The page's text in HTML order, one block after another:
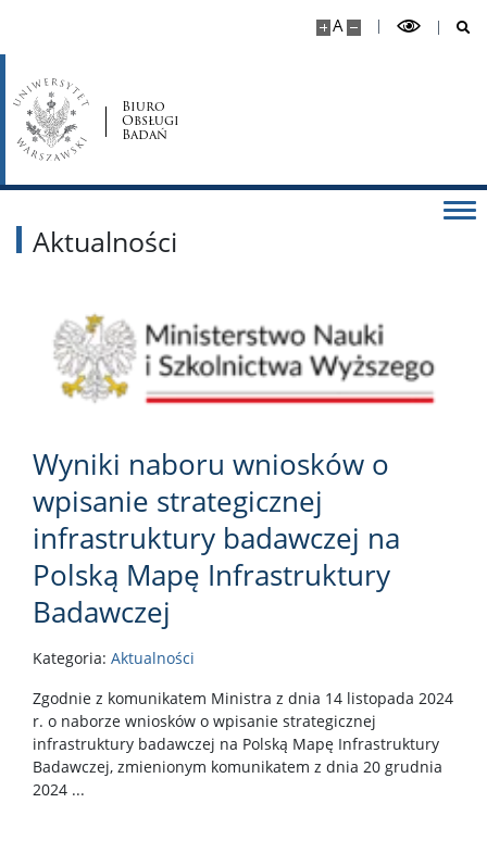
A
Biuro
Obsługi
Badań
Aktualności
Wyniki naboru wniosków o
wpisanie strategicznej
infrastruktury badawczej na
Polską Mapę Infrastruktury
Badawczej
Kategoria: Aktualności
Zgodnie z komunikatem Ministra z dnia 14 listopada 2024
r. o naborze wniosków o wpisanie strategicznej
infrastruktury badawczej na Polską Mapę Infrastruktury
Badawczej, zmienionym komunikatem z dnia 20 grudnia
2024 ...